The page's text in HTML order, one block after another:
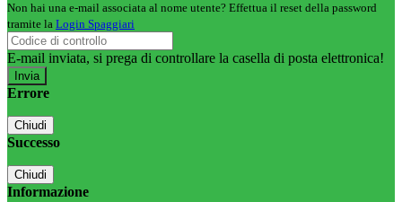
Non hai una e-mail associata al nome utente? Effettua il reset della password
tramite la Login Spaggiari
E-mail inviata, si prega di controllare la casella di posta elettronica!
Errore
Chiudi
Successo
Chiudi
Informazione